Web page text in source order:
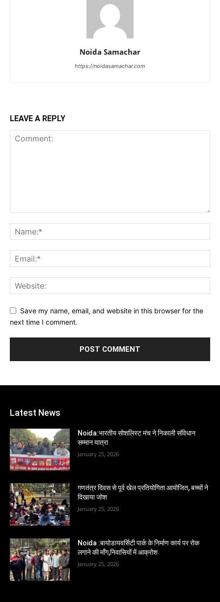
Noida Samachar
https://noidasamachar.com
LEAVE A REPLY
Save my name, email, and website in this browser for the
next time I comment.
Latest News
Noida:भारतीय सोशलिस्ट मंच ने निकाली संविधान
सम्मान यात्रा
January 25, 2026
गणतंत्र दिवस से पूर्व खेल प्रतियोगिता आयोजित, बच्चों ने
दिखाया जोश
January 25, 2026
Noida :बायोडायवर्सिटी पार्क के निर्माण कार्य पर रोक
लगाने की माँग,निवासियों में आक्रोश
January 25, 2026